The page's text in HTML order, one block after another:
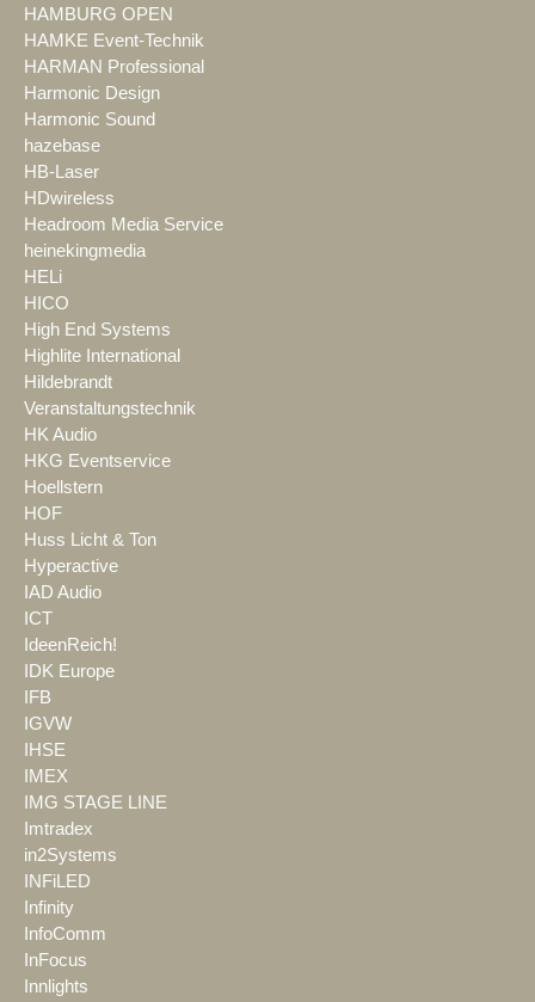
HAMBURG OPEN
HAMKE Event-Technik
HARMAN Professional
Harmonic Design
Harmonic Sound
hazebase
HB-Laser
HDwireless
Headroom Media Service
heinekingmedia
HELi
HICO
High End Systems
Highlite International
Hildebrandt
Veranstaltungstechnik
HK Audio
HKG Eventservice
Hoellstern
HOF
Huss Licht & Ton
Hyperactive
IAD Audio
ICT
IdeenReich!
IDK Europe
IFB
IGVW
IHSE
IMEX
IMG STAGE LINE
Imtradex
in2Systems
INFiLED
Infinity
InfoComm
InFocus
Innlights